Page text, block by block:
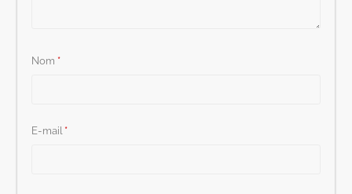
Nom *
E-mail *